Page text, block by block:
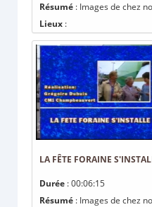
Résumé : Images de chez
Lieux :
LA FÊTE FORAINE
Durée : 00:06:15
Résumé : Images de chez